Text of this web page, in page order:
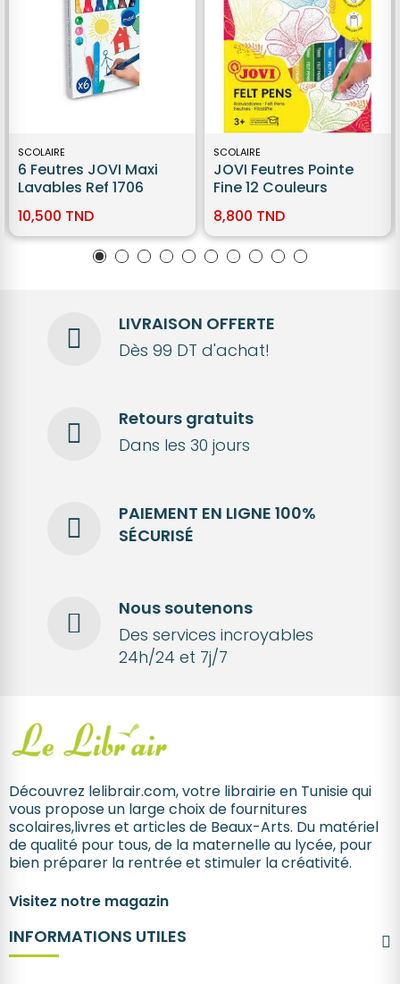
SCOLAIRE
6 Feutres JOVI Maxi
Lavables Ref 1706
10,500 TND
SCOLAIRE
JOVI Feutres Pointe
Fine 12 Couleurs
8,800 TND
LIVRAISON OFFERTE
Dès 99 DT d'achat!
Retours gratuits
Dans les 30 jours
PAIEMENT EN LIGNE 100%
SÉCURISÉ
Nous soutenons
Des services incroyables
24h/24 et 7j/7
Découvrez lelibrair.com, votre librairie en Tunisie qui
vous propose un large choix de fournitures
scolaires,livres et articles de Beaux-Arts. Du matériel
de qualité pour tous, de la maternelle au lycée, pour
bien préparer la rentrée et stimuler la créativité.
Visitez notre magazin
INFORMATIONS UTILES